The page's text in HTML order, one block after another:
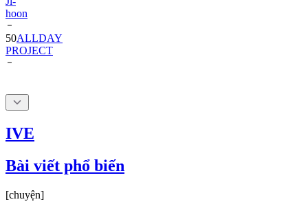
50ALLDAY
PROJECT
IVE
Bài viết phổ biến
[chuyện]